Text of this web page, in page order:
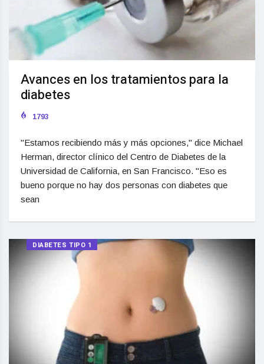
Avances en los tratamientos para la
diabetes
1793
"Estamos recibiendo más y más opciones," dice Michael
Herman, director clínico del Centro de Diabetes de la
Universidad de California, en San Francisco. "Eso es
bueno porque no hay dos personas con diabetes que
sean
DIABETES TIPO 1